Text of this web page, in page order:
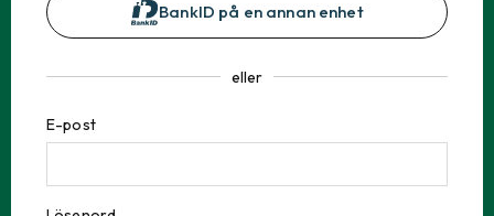
BankID på en annan enhet
eller
E-post